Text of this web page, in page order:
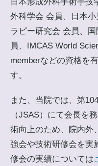
外科学会 会員、日本
ラピー研究会 会員、
員、IMCAS World
memberなどの資格を
す。
また、当院では、第
（JSAS）にて会長を
術向上のため、院内外
強会や技術研修会を実
修会の実績については